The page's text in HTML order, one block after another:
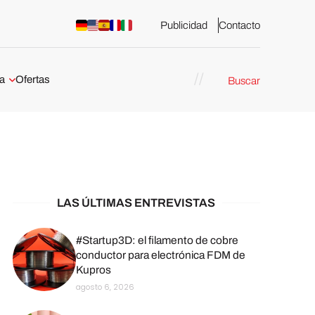
Publicidad Contacto
3D en
Ofertas Buscar
LAS ÚLTIMAS ENTREVISTAS
#Startup3D: el filamento de cobre
conductor para electrónica FDM de
Kupros
agosto 6, 2026